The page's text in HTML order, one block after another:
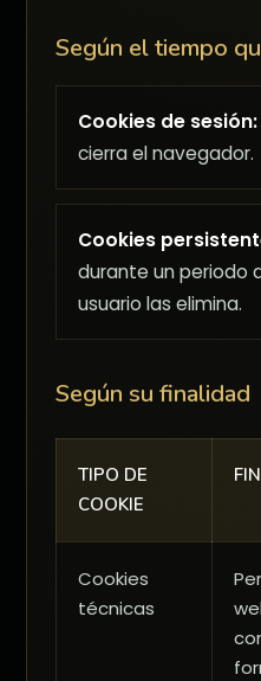
Según el tiempo
Cookies de sesión:
cierra el navegador.
Cookies
durante un periodo
usuario las elimina.
Según su finalidad
TIPO DE
COOKIE
Cookies
técnicas